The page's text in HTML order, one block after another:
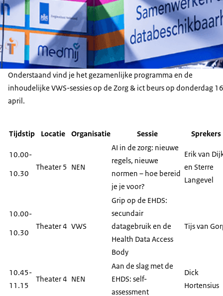
Onderstaand vind je het gezamenlijke programma en de
inhoudelijke VWS-sessies op de Zorg & ict beurs op donderdag 16
april.
Tijdstip Locatie Organisatie Sessie Sprekers
10.00-
10.30
Theater 5 NEN
AI in de zorg: nieuwe
regels, nieuwe
normen – hoe bereid
je je voor?
Erik van
en Sterre
Langevel
10.00-
10.30
Theater 4 VWS
Grip op de EHDS:
secundair
datagebruik en de
Health Data Access
Body
Tijs van
10.45-
11.15
Theater 4 NEN
Aan de slag met de
EHDS: self-
assessment
Dick
Hortensius